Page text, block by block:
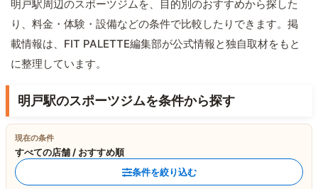
明戸駅周辺のスポーツジムを、目的別のおすすめから探した
り、料金・体験・設備などの条件で比較したりできます。掲
載情報は、FIT PALETTE編集部が公式情報と独自取材をもと
に整理しています。
明戸駅のスポーツジムを条件から探す
現在の条件
すべての店舗 / おすすめ順
条件を絞り込む